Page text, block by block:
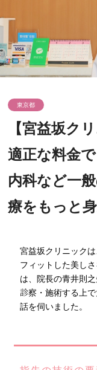
東京都
【宮益坂ク
適正な料金
内科など一
療をもっと
宮益坂クリニック
フィットした美し
は、院長の青井則
診察・施術する上
話を伺いました。